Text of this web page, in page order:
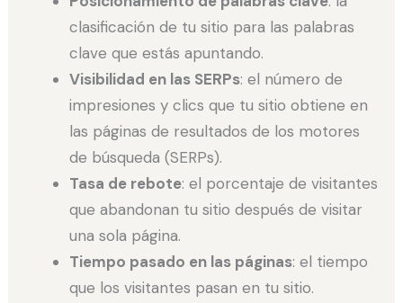
clasificación de tu sitio para las palabras
clave que estás apuntando.
Visibilidad en las SERPs: el número de
impresiones y clics que tu sitio obtiene en
las páginas de resultados de los motores
de búsqueda (SERPs).
Tasa de rebote: el porcentaje de visitantes
que abandonan tu sitio después de visitar
una sola página.
Tiempo pasado en las páginas: el tiempo
que los visitantes pasan en tu sitio.